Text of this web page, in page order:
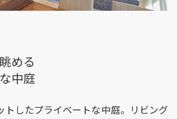
める
中庭
トしたプライベートな中庭。リビング